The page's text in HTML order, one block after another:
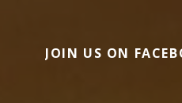
JOIN US ON